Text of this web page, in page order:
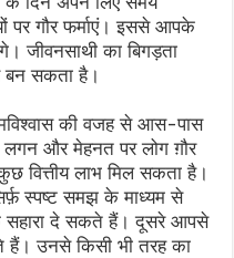
पर गौर फर्माएं। इससे आपके
जीवनसाथी का बिगड़ता
बन सकता है।
की वजह से आस-पास
और मेहनत पर लोग ग़ौर
लाभ मिल सकता है।
स्पष्ट समझ के माध्यम से
सहारा दे सकते हैं। दूसरे आपसे
हैं। उनसे किसी भी तरह का